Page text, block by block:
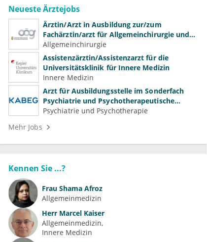
Neueste Ärztejobs
Ärztin/Arzt in Ausbildung zur/zum
Fachärztin/arzt für Allgemeinchirurgie und
Gefäßchirurgie
Allgemeinchirurgie
Assistenzärztin/Assistenzarzt für die
Universitätsklinik für Innere Medizin
Innere Medizin
Arzt für Ausbildungsstelle im Sonderfach
Psychiatrie und Psychotherapeutische
Medizin (m/w/d)
Psychiatrie und Psychotherapie
Mehr Jobs
Kennen Sie ...?
Frau Shama Afroz
Allgemeinmedizin
Herr Marcel Kaiser
Allgemeinmedizin
Innere Medizin